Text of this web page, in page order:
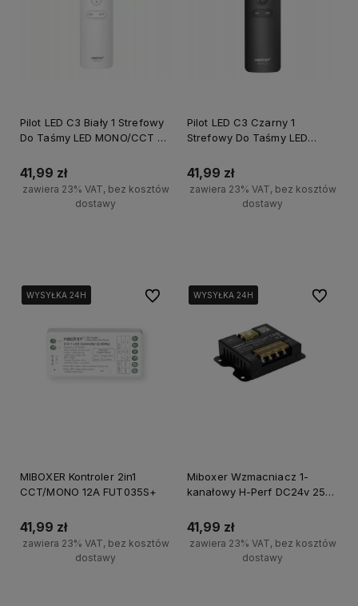
Pilot LED C3 Biały 1 Strefowy
Do Taśmy LED MONO/CCT z
41,99 zł
zawiera 23% VAT, bez kosztów
dostawy
Pilot LED C3 Czarny 1
Strefowy Do Taśmy LED
Miboxer
41,99 zł
zawiera 23% VAT, bez kosztów
dostawy
WYSYŁKA 24H
WYSYŁKA 24H
WYSYŁKA 24H
MIBOXER Kontroler 2in1
CCT/MONO 12A FUT035S+
41,99 zł
zawiera 23% VAT, bez kosztów
dostawy
Do ulubionychWYSYŁKA 24H
WYSYŁKA 24H
WYSYŁKA 24H
Miboxer Wzmacniacz 1-
kanałowy H-Perf DC24v 25A
41,99 zł
zawiera 23% VAT, bez kosztów
dostawy
Do